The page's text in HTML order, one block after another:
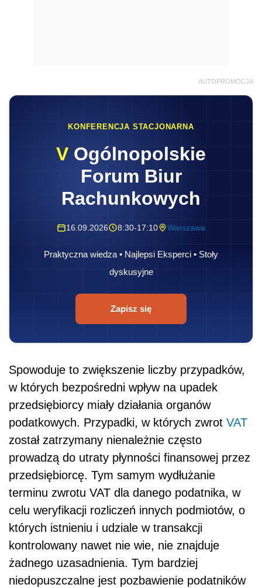
AUTOPROMOCJA
KONFERENCJA STACJONARNA
V Ogólnopolskie
Forum Biur
Rachunkowych
16.09.2026 8:30-17:10 Warszawa
Praktyczna wiedza • Najlepsi Eksperci • Stoły
dyskusyjne
Zapisz się
Spowoduje to zwiększenie liczby przypadków,
w których bezpośredni wpływ na upadek
przedsiębiorcy miały działania organów
podatkowych. Przypadki, w których zwrot VAT
został zatrzymany nienależnie często
prowadzą do utraty płynności finansowej przez
przedsiębiorcę. Tym samym wydłużanie
terminu zwrotu VAT dla danego podatnika, w
celu weryfikacji rozliczeń innych podmiotów, o
których istnieniu i udziale w transakcji
kontrolowany nawet nie wie, nie znajduje
żadnego uzasadnienia. Tym bardziej
niedopuszczalne jest pozbawienie podatników